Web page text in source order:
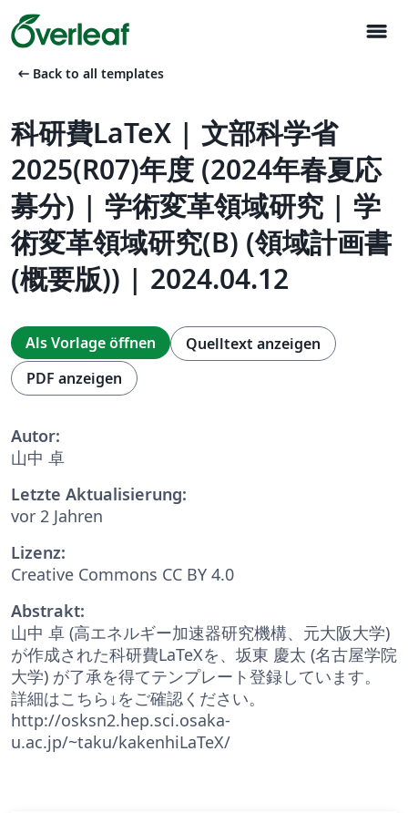
menu
arrow_left_alt Back to all templates
科研費LaTeX | 文部科学省
2025(R07)年度 (2024年春夏応
募分) | 学術変革領域研究 | 学
術変革領域研究(B) (領域計画書
(概要版)) | 2024.04.12
Als Vorlage öffnen
Quelltext anzeigen
PDF anzeigen
Autor:
山中 卓
Letzte Aktualisierung:
vor 2 Jahren
Lizenz:
Creative Commons CC BY 4.0
Abstrakt:
山中 卓 (高エネルギー加速器研究機構、元大阪大学)
が作成された科研費LaTeXを、坂東 慶太 (名古屋学院
大学) が了承を得てテンプレート登録しています。
詳細はこちら↓をご確認ください。
http://osksn2.hep.sci.osaka-
u.ac.jp/~taku/kakenhiLaTeX/